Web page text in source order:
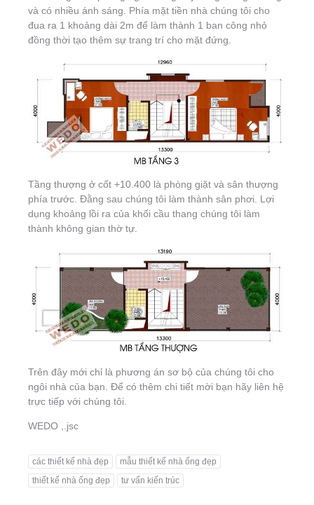
và có nhiều ánh sáng. Phía mặt tiền nhà chúng tôi cho
đua ra 1 khoảng dài 2m để làm thành 1 ban công nhỏ
đồng thời tạo thêm sự trang trí cho mặt đứng.
Tầng thượng ở cốt +10.400 là phòng giặt và sân thượng
phía trước. Đằng sau chúng tôi làm thành sân phơi. Lợi
dụng khoảng lồi ra của khối cầu thang chúng tôi làm
thành không gian thờ tự.
Trên đây mới chỉ là phương án sơ bộ của chúng tôi cho
ngôi nhà của bạn. Để có thêm chi tiết mời bạn hãy liên hệ
trực tiếp với chúng tôi.
WEDO ,.jsc
các thiết kế nhà đẹp
mẫu thiết kế nhà ống đẹp
thiết kế nhà ống đẹp
tư vấn kiến trúc